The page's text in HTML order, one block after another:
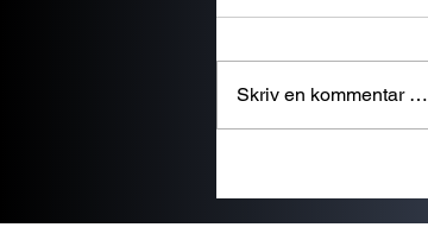
Skriv en kommentar …